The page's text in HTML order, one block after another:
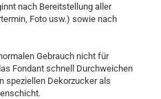
nach Bereitstellung aller
Foto usw.) sowie nach
Gebrauch nicht für
Fondant schnell Durchweichen
speziellen Dekorzucker als